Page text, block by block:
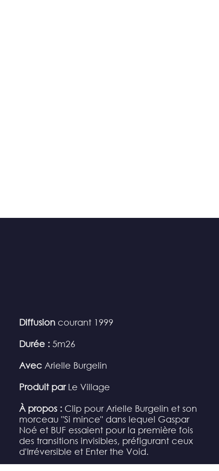
Diffusion courant 1999
Durée : 5m26
Avec Arielle Burgelin
Produit parLe Village
À propos : Clip pour Arielle Burgelin et son
morceau "Si mince" dans lequel Gaspar
Noé et BUF essaient pour la première fois
des transitions invisibles, préfigurant ceux
d'Irréversible et Enter the Void.